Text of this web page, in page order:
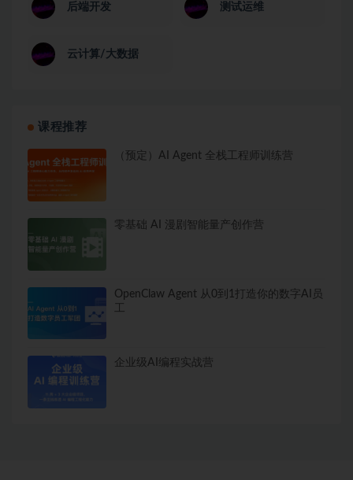
后端开发 测试运维
云计算/大数据
课程推荐
（预定）AI Agent 全栈工程师训练营
零基础 AI 漫剧智能量产创作营
OpenClaw Agent 从0到1打造你的数字AI员
企业级AI编程实战营